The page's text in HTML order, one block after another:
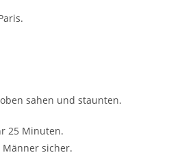
sahen und staunten.
25 Minuten.
sicher.